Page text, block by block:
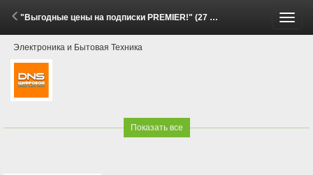
"Выгодные цены на подписки PREMIER!" (27 Апреля - 11 Мая 2026)
Электроника и Бытовая Техника
Показать все